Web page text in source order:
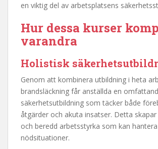
en viktig del av arbetsplatsens
Hur dessa kurser
varandra
Holistisk
Genom att kombinera utbildning i heta
brandsläckning får anställda en
säkerhetsutbildning som täcker både
åtgärder och akuta insatser. Detta
och beredd arbetsstyrka som kan
nödsituationer.